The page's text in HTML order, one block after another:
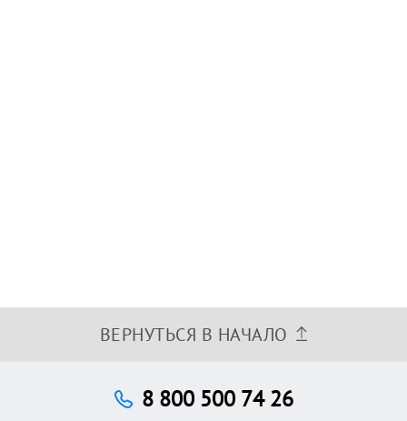
ВЕРНУТЬСЯ В НАЧАЛО
8 800 500 74 26